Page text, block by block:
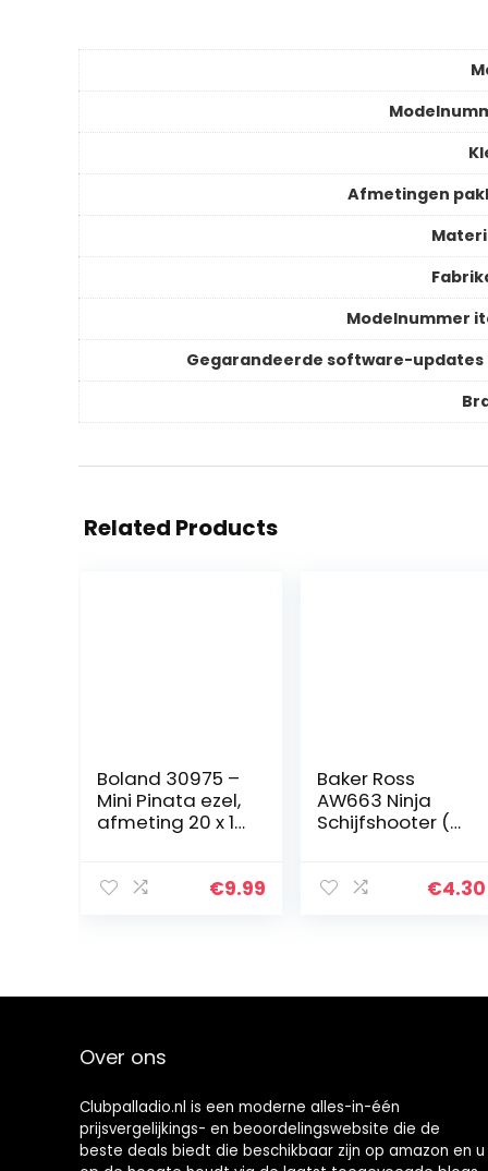
Afmetingen
Modelnummer
Gegarandeerde software-
Related Products
Boland 30975 –
Mini Pinata ezel,
afmeting 20 x 18
cadeau,
€9.99
Baker Ross
AW663 Ninja
Schijfshooter (8
goodie bags€4.30
Over ons
Clubpalladio.nl is een moderne alles-in-één
prijsvergelijkings- en beoordelingswebsite die de
beste deals biedt die beschikbaar zijn op amazon en u